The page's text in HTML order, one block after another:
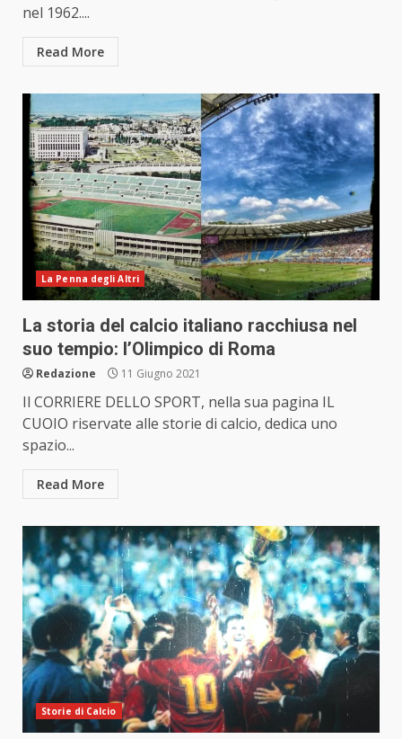
nel 1962....
Read More
La Penna degli Altri
La storia del calcio italiano racchiusa nel
suo tempio: l’Olimpico di Roma
Redazione 11 Giugno 2021
Il CORRIERE DELLO SPORT, nella sua pagina IL
CUOIO riservate alle storie di calcio, dedica uno
spazio...
Read More
Storie di Calcio